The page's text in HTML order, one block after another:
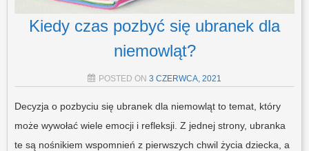
Kiedy czas pozbyć się ubranek dla
niemowląt?
POSTED ON 3 CZERWCA, 2021
Decyzja o pozbyciu się ubranek dla niemowląt to temat, który
może wywołać wiele emocji i refleksji. Z jednej strony, ubranka
te są nośnikiem wspomnień z pierwszych chwil życia dziecka, a